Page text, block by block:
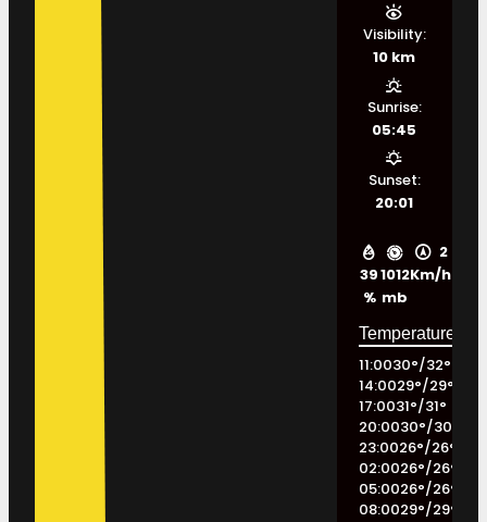
39
%
1012
mb
2
Km/h
Visibility:
10 km
Sunrise:
05:45
Sunset:
20:01
11:0030°/32°
14:0029°/29°
17:0031°/31°
20:0030°/30
23:0026°/26°
02:0026°/26°
05:0026°/26°
08:0029°/29°